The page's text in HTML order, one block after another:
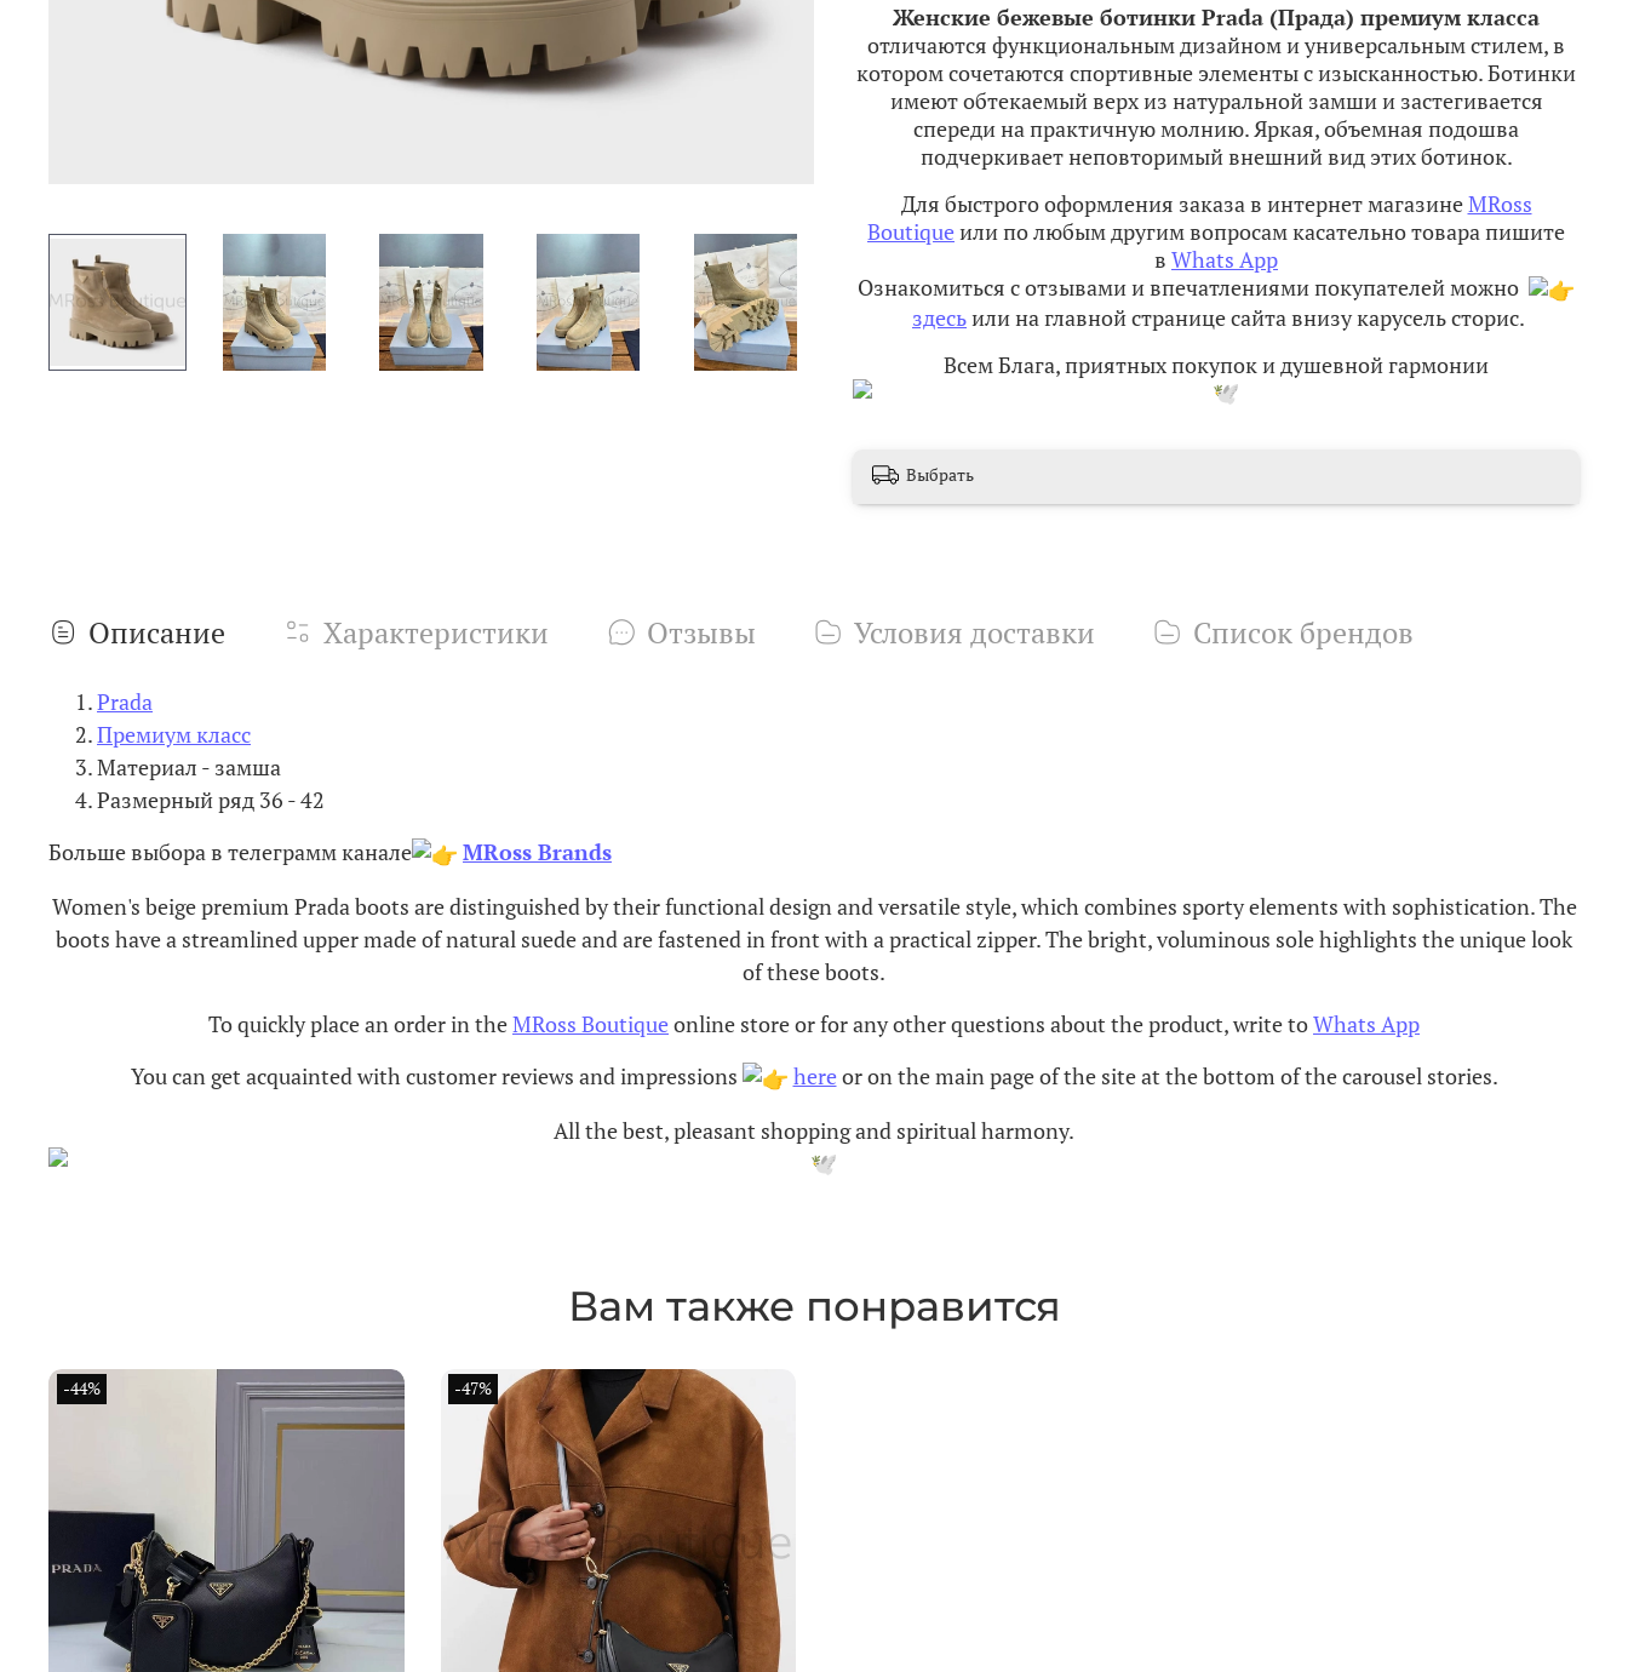
Женские бежевые ботинки Prada (Прада) премиум класса
отличаются функциональным дизайном и универсальным стилем, в
котором сочетаются спортивные элементы с изысканностью. Ботинки
имеют обтекаемый верх из натуральной замши и застегивается
спереди на практичную молнию. Яркая, объемная подошва
подчеркивает неповторимый внешний вид этих ботинок.
Для быстрого оформления заказа в интернет магазинеMRoss
Boutiqueили по любым другим вопросам касательно товара пишите
в Whats App
Ознакомиться с отзывами и впечатлениями покупателей можно
здесьили на главной странице сайта внизу карусель сторис.
Всем Блага, приятных покупок и душевной гармонии
Выбрать
Описание Характеристики Отзывы Условия доставки Список брендов
Prada
Премиум класс
Материал - замша
Размерный ряд 36 - 42
Больше выбора в телеграмм канале
MRoss Brands
Women's beige premium Prada boots are distinguished by their functional design and versatile style, which combines sporty elements with sophistication. The
boots have a streamlined upper made of natural suede and are fastened in front with a practical zipper. The bright, voluminous sole highlights the unique look
of these boots.
To quickly place an order in theMRoss Boutiqueonline store or for any other questions about the product, write toWhats App
You can get acquainted with customer reviews and impressions
hereor on the main page of the site at the bottom of the carousel stories.
All the best, pleasant shopping and spiritual harmony.
Вам также понравится
-44% -47%